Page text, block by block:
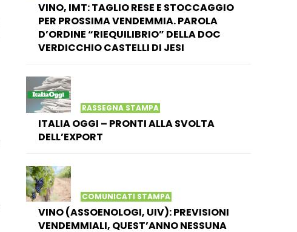
VINO, IMT: TAGLIO RESE E STOCCAGGIO
PER PROSSIMA VENDEMMIA. PAROLA
D’ORDINE “RIEQUILIBRIO” DELLA DOC
VERDICCHIO CASTELLI DI JESI
RASSEGNA STAMPA
ITALIA OGGI – PRONTI ALLA SVOLTA
DELL’EXPORT
COMUNICATI STAMPA
VINO (ASSOENOLOGI, UIV): PREVISIONI
VENDEMMIALI, QUEST’ANNO NESSUNA